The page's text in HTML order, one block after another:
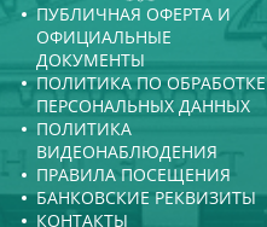
ПУБЛИЧНАЯ ОФЕРТА И
ОФИЦИАЛЬНЫЕ
ДОКУМЕНТЫ
ПОЛИТИКА ПО ОБРАБОТКЕ
ПЕРСОНАЛЬНЫХ ДАННЫХ
ПОЛИТИКА
ВИДЕОНАБЛЮДЕНИЯ
ПРАВИЛА ПОСЕЩЕНИЯ
БАНКОВСКИЕ РЕКВИЗИТЫ
КОНТАКТЫ